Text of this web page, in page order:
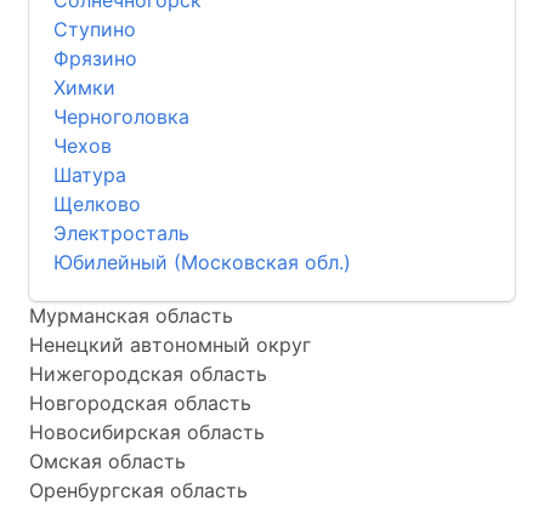
Ступино
Фрязино
Химки
Черноголовка
Чехов
Шатура
Щелково
Электросталь
Юбилейный (Московская обл.)
Мурманская область
Ненецкий автономный округ
Нижегородская область
Новгородская область
Новосибирская область
Омская область
Оренбургская область